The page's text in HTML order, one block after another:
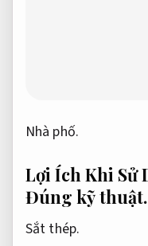
Nhà phố.
Lợi Ích Khi Sử
Đúng kỹ thuật.
Sắt thép.